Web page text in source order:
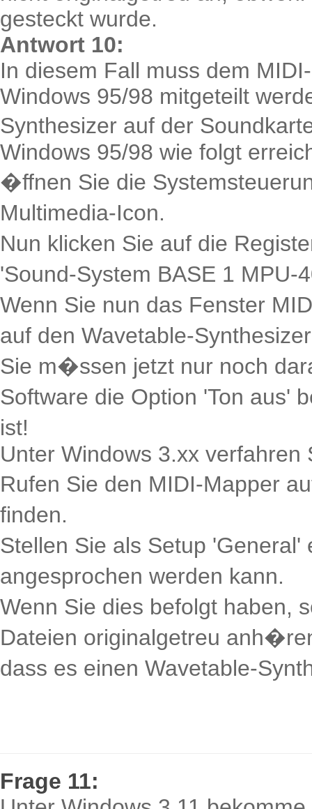
gesteckt wurde.
Antwort 10:
In diesem Fall muss dem
Windows 95/98 mitgeteilt
Synthesizer auf der
Windows 95/98 wie folgt
�ffnen Sie die
Multimedia-Icon.
Nun klicken Sie auf die
'Sound-System BASE 1 MPU-
Wenn Sie nun das Fenster
auf den Wavetable-
Sie m�ssen jetzt nur noch
Software die Option 'Ton aus'
ist!
Unter Windows 3.xx verfahren
Rufen Sie den MIDI-Mapper
finden.
Stellen Sie als Setup
angesprochen werden kann.
Wenn Sie dies befolgt haben,
Dateien originalgetreu
dass es einen Wavetable-
Frage 11: